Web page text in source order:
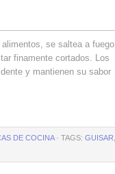
se saltea a fuego
finamente cortados. Los
y mantienen su sabor
DE COCINA· TAGS: GUISAR